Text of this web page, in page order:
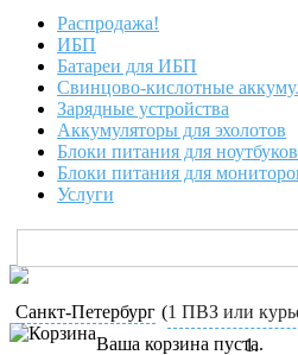
Распродажа!
ИБП
Батареи для ИБП
Свинцово-кислотные
Зарядные устройства
Аккумуляторы для эхолотов
Блоки питания для ноутбуков
Блоки питания для
Услуги
Санкт-Петербург (1 ПВЗ или
Ваша корзина пуста.